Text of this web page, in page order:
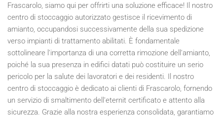
Frascarolo, siamo qui per offrirti una soluzione efficace! Il nostro
centro di stoccaggio autorizzato gestisce il ricevimento di
amianto, occupandosi successivamente della sua spedizione
verso impianti di trattamento abilitati. È fondamentale
sottolineare l'importanza di una corretta rimozione dell'amianto,
poiché la sua presenza in edifici datati può costituire un serio
pericolo per la salute dei lavoratori e dei residenti. Il nostro
centro di stoccaggio è dedicato ai clienti di Frascarolo, fornendo
un servizio di smaltimento dell'eternit certificato e attento alla
sicurezza. Grazie alla nostra esperienza consolidata, garantiamo